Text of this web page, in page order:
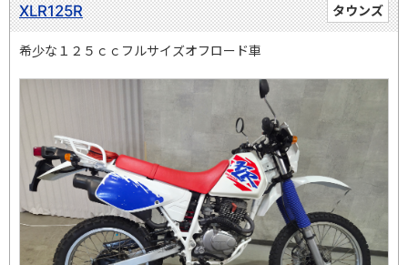
タウンズ
XLR125R
希少な１２５ｃｃフルサイズオフロード車